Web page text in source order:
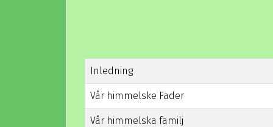
Rubrik
Inledning
Vår himmelske Fader
Vår himmelska familj